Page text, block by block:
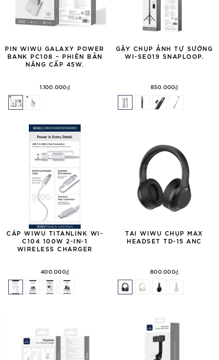
PIN WIWU GALAXY POWER
BANK PC108 – PHIÊN BẢN
NÂNG CẤP 45W.
1.100.000₫
GẬY CHỤP ẢNH TỰ SƯỚNG
WI-SE019 SNAPLOOP.
850.000₫
CÁP WIWU TITANLINK WI-
C104 100W 2-IN-1
WIRELESS CHARGER
400.000₫
TAI WIWU CHỤP MAX
HEADSET TD-15 ANC
800.000₫